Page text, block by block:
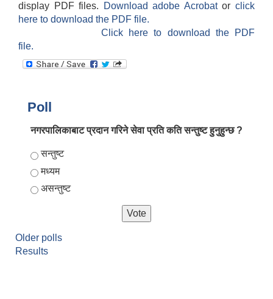
display PDF files.
Download adobe Acrobatorclick
here to download the PDF file.
Click here to download the PDF
file.
Poll
नगरपालिकाबाट प्रदान गरिने सेवा प्रति कति सन्तुष्ट हुनुहुन्छ ?
Choices
सन्तुष्ट
मध्यम
असन्तुष्ट
Older polls
Results